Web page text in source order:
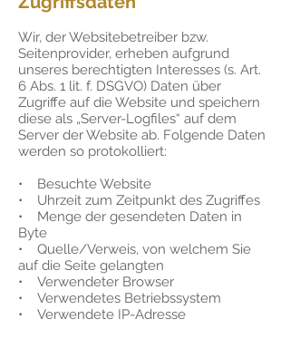
Wir, der Websitebetreiber bzw.
Seitenprovider, erheben aufgrund
unseres berechtigten Interesses (s. Art.
6 Abs. 1 lit. f. DSGVO) Daten über
Zugriffe auf die Website und speichern
diese als „Server-Logfiles“ auf dem
Server der Website ab. Folgende Daten
werden so protokolliert:
• Besuchte Website
• Uhrzeit zum Zeitpunkt des Zugriffes
• Menge der gesendeten Daten in
Byte
• Quelle/Verweis, von welchem Sie
auf die Seite gelangten
• Verwendeter Browser
• Verwendetes Betriebssystem
• Verwendete IP-Adresse